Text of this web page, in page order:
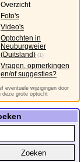
Overzicht
Foto's
Video's
Optochten in
Neuburgweier
(Duitsland) (1)
Vragen, opmerkingen
en/of suggesties?
eventuele wijzigingen door
deze grote optocht